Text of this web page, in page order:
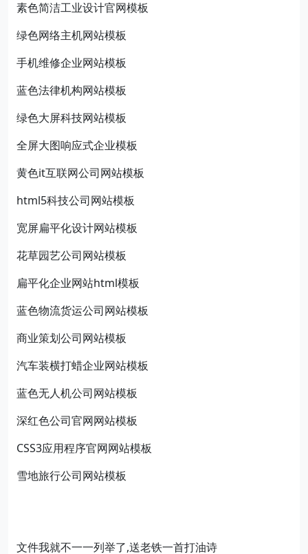
素色简洁工业设计官网模板
绿色网络主机网站模板
手机维修企业网站模板
蓝色法律机构网站模板
绿色大屏科技网站模板
全屏大图响应式企业模板
黄色it互联网公司网站模板
html5科技公司网站模板
宽屏扁平化设计网站模板
花草园艺公司网站模板
扁平化企业网站html模板
蓝色物流货运公司网站模板
商业策划公司网站模板
汽车装横打蜡企业网站模板
蓝色无人机公司网站模板
深红色公司官网网站模板
CSS3应用程序官网网站模板
雪地旅行公司网站模板
文件我就不一一列举了,送老铁一首打油诗